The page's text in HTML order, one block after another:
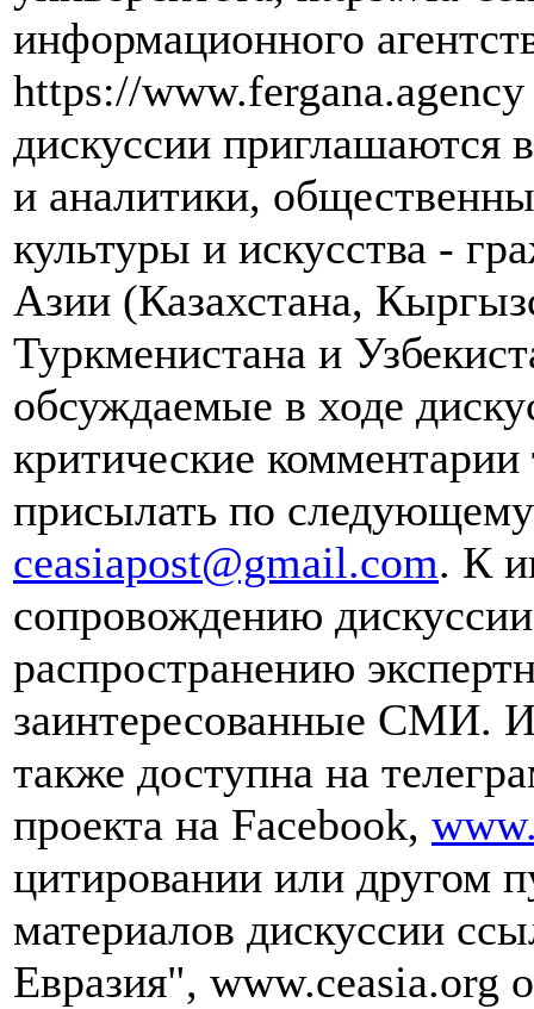
информационного
https://
дискуссии приглашаются
и аналитики,
культуры и искусства -
Азии (Казахстана,
Туркменистана и
обсуждаемые в ходе
критические
присылать по
ceasiapost@gmail.com. К
сопровождению
распространению
заинтересованные СМИ.
также доступна на
проекта на Facebook,
цитировании или другом
материалов дискуссии
Евразия", www.ceasia.org